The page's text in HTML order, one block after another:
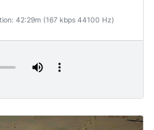
42:29m (167 kbps 44100 Hz)